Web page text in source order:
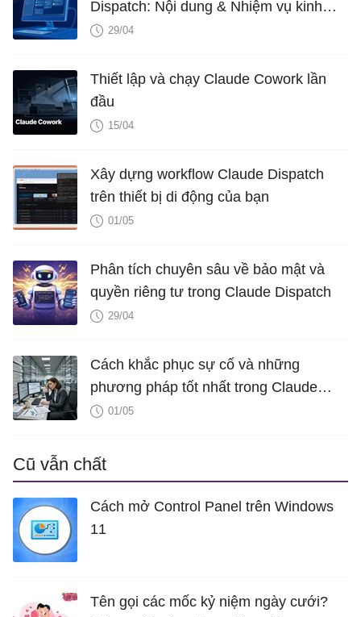
Dispatch: Nội dung & Nhiệm vụ kinh
doanh
29/04
Thiết lập và chạy Claude Cowork lần
đầu
15/04
Xây dựng workflow Claude Dispatch
trên thiết bị di động của bạn
01/05
Phân tích chuyên sâu về bảo mật và
quyền riêng tư trong Claude Dispatch
29/04
Cách khắc phục sự cố và những
phương pháp tốt nhất trong Claude
Dispatch
01/05
Cũ vẫn chất
Cách mở Control Panel trên Windows
11
Tên gọi các mốc kỷ niệm ngày cưới?